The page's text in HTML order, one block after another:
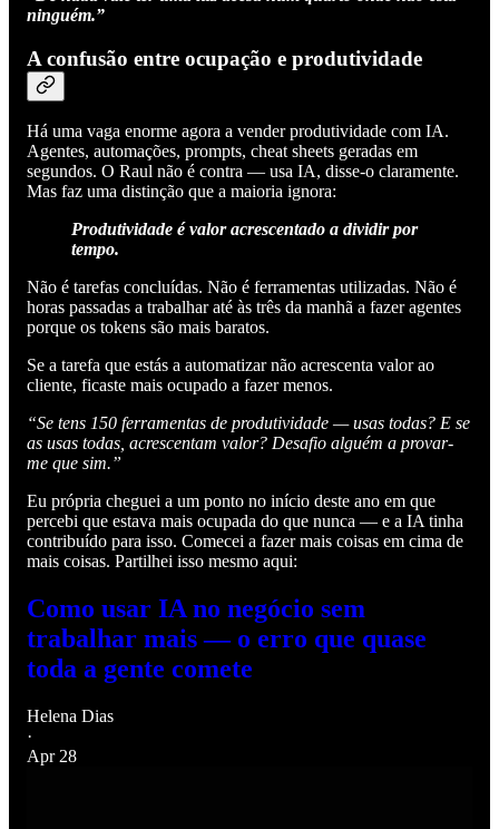
ninguém.”
A confusão entre ocupação e produtividade
Há uma vaga enorme agora a vender produtividade com IA.
Agentes, automações, prompts, cheat sheets geradas em
segundos. O Raul não é contra — usa IA, disse-o claramente.
Mas faz uma distinção que a maioria ignora:
Produtividade é valor acrescentado a dividir por
tempo.
Não é tarefas concluídas. Não é ferramentas utilizadas. Não é
horas passadas a trabalhar até às três da manhã a fazer agentes
porque os tokens são mais baratos.
Se a tarefa que estás a automatizar não acrescenta valor ao
cliente, ficaste mais ocupado a fazer menos.
“Se tens 150 ferramentas de produtividade — usas todas? E se
as usas todas, acrescentam valor? Desafio alguém a provar-
me que sim.”
Eu própria cheguei a um ponto no início deste ano em que
percebi que estava mais ocupada do que nunca — e a IA tinha
contribuído para isso. Comecei a fazer mais coisas em cima de
mais coisas. Partilhei isso mesmo aqui:
Como usar IA no negócio sem
trabalhar mais — o erro que quase
toda a gente comete
Helena Dias
·
Apr 28